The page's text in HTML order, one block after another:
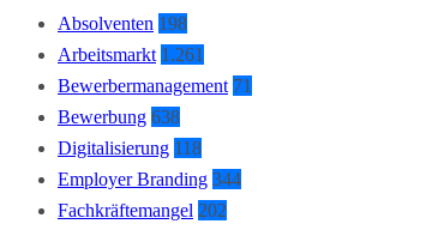
Absolventen 198
Arbeitsmarkt 1.261
Bewerbermanagement 71
Bewerbung 638
Digitalisierung 118
Employer Branding 344
Fachkräftemangel 202